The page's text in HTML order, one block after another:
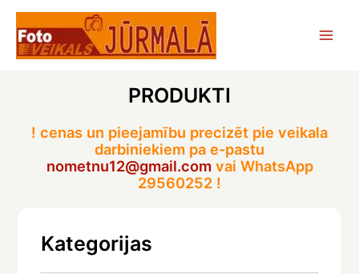
Skip
content
PRODUKTI
! cenas un pieejamību precizēt pie veikala
darbiniekiem pa e-pastu
nometnu12@gmail.comvai WhatsApp
29560252 !
Kategorijas